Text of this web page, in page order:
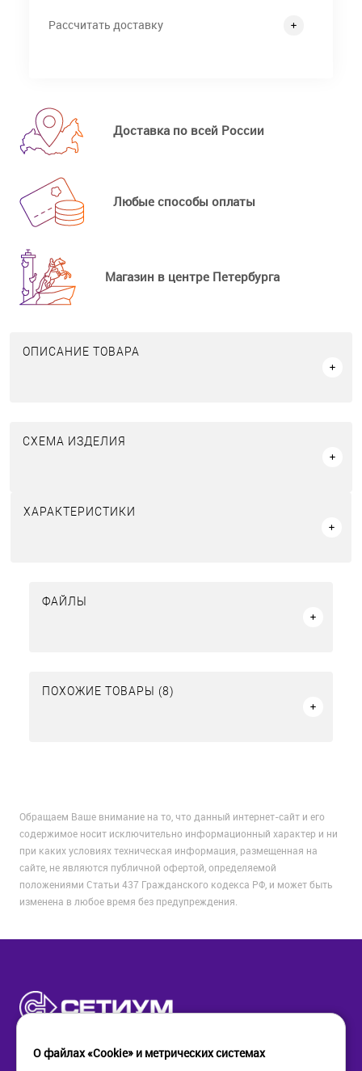
Рассчитать доставку
Доставка по всей России
Любые способы оплаты
Магазин в центре Петербурга
ОПИСАНИЕ ТОВАРА
СХЕМА ИЗДЕЛИЯ
ХАРАКТЕРИСТИКИ
ФАЙЛЫ
ПОХОЖИЕ ТОВАРЫ (8)
Обращаем Ваше внимание на то, что данный интернет-сайт и его
содержимое носит исключительно информационный характер и ни
при каких условиях техническая информация, размещенная на
сайте, не являются публичной офертой, определяемой
положениями Статьи 437 Гражданского кодекса РФ, и может быть
изменена в любое время без предупреждения.
О файлах «Cookie» и метрических системах